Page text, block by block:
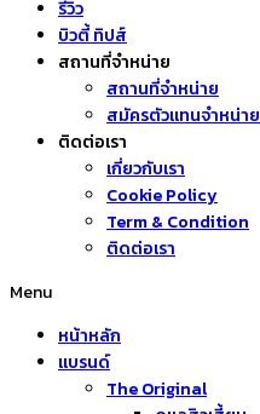
รีวิว
บิวตี้ ทิปส์
สถานที่จำหน่าย
สถานที่จำหน่าย
สมัครตัวแทนจำหน่าย
ติดต่อเรา
เกี่ยวกับเรา
Cookie Policy
Term & Condition
ติดต่อเรา
Menu
หน้าหลัก
แบรนด์
The Original